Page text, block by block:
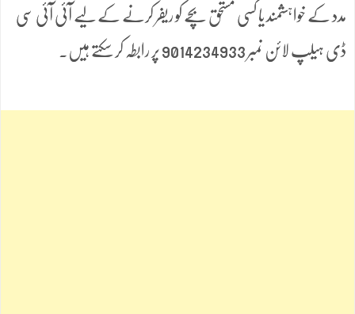
مدد کے خواہشمند یا کسی مستحق بچے کو ریفر کرنے کے لیے آئی آئی سی
ڈی ہیلپ لائن نمبر 9014234933 پر رابطہ کر سکتے ہیں۔